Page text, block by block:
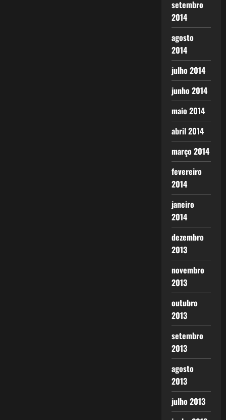
setembro
2014
agosto
2014
julho 2014
junho 2014
maio 2014
abril 2014
março 2014
fevereiro
2014
janeiro
2014
dezembro
2013
novembro
2013
outubro
2013
setembro
2013
agosto
2013
julho 2013